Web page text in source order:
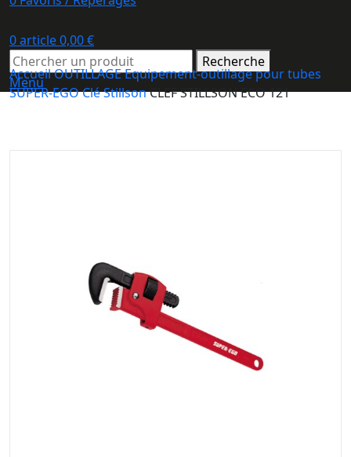
0article0,00€
Recherche
Menu
AccueilOUTILLAGEEquipement-outillage pour tubes
SUPER-EGOClé StillsonCLEF STILLSON ECO 121